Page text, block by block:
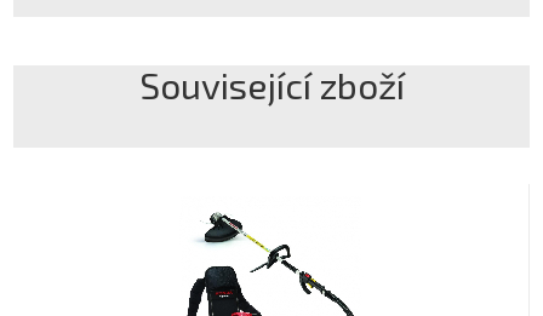
Související zboží